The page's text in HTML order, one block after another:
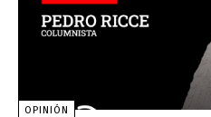
OPINIÓN